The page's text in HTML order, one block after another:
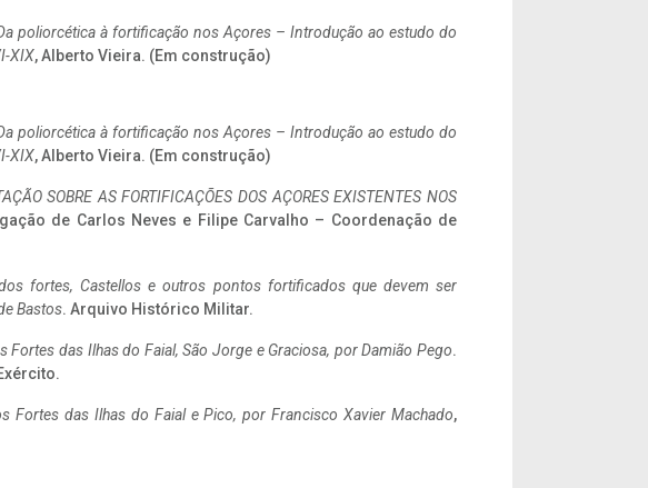
poliorcética à fortificação nos Açores – Introdução ao estudo do
XIX, Alberto Vieira. (Em construção)
poliorcética à fortificação nos Açores – Introdução ao estudo do
XIX, Alberto Vieira. (Em construção)
SOBRE AS FORTIFICAÇÕES DOS AÇORES EXISTENTES NOS
de Carlos Neves e Filipe Carvalho – Coordenação de
fortes, Castellos e outros pontos fortificados que devem ser
Bastos. Arquivo Histórico Militar.
Fortes das Ilhas do Faial, São Jorge e Graciosa, por Damião Pego.
Fortes das Ilhas do Faial e Pico, por Francisco Xavier Machado,